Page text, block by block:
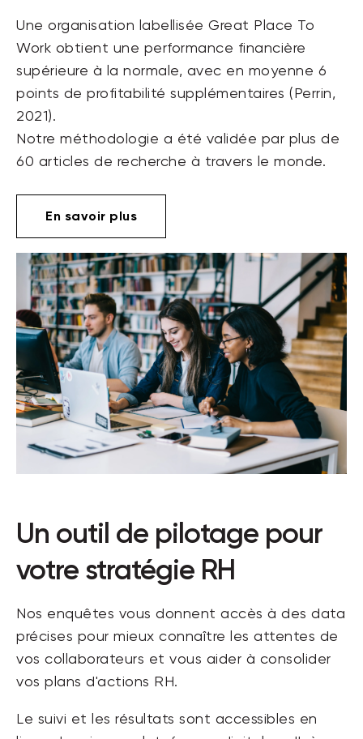
Une organisation labellisée Great Place To
Work obtient une performance financière
supérieure à la normale, avec en moyenne 6
points de profitabilité supplémentaires (Perrin,
2021).
Notre méthodologie a été validée par plus de
60 articles de recherche à travers le monde.
En savoir plus
Un outil de pilotage pour
votre stratégie RH
Nos enquêtes vous donnent accès à des data
précises pour mieux connaître les attentes de
vos collaborateurs et vous aider à consolider
vos plans d'actions RH.
Le suivi et les résultats sont accessibles en